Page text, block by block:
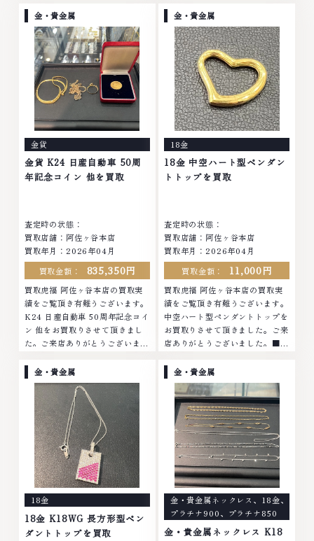
モンド ブランド品 ブランド衣類
お酒買取りのことなら、お任せく
ださいなかでも金・プラチナ等の
アクセサリー・貴金属・宝石・ダ
イヤモンド・ジュエリーや ブラ
ンド品・時計等は特に自信を持っ
て、高額査定を実現しておりま
す。 古くて使わなくなってしま
ったアクセサリー、動かなくなっ
てしまった腕時計、多くのお品物
の高価買取りを実現しており、他
店ではお値段の付かなかったお品
物でも、一点一点丁寧に無料で査
無休
ヤモンド ブランド品 ブランド衣
類 お酒買取りのことなら、お任
せくださいなかでも金・プラチナ
等のアクセサリー・貴金属・宝
石・ダイヤモンド・ジュエリーや
ブランド品・時計等は特に自信を
持って、高額査定を実現しており
ます。 古くて使わなくなってし
まったアクセサリー、動かなくな
ってしまった腕時計、多くのお品
物の高価買取りを実現しており、
他店ではお値段の付かなかったお
品物でも、一点一点丁寧に無料で
中無休
金・貴金属
金貨
金貨 K24 日産自動車 50周
年記念コイン 他を買取
査定時の状態：
買取店舗：阿佐ヶ谷本店
買取年月：2026年04月
買取金額：
835,350円
買取虎福 阿佐ヶ谷本店の買取実
績をご覧頂き有難うございます。
K24 日産自動車 50周年記念コイ
ン 他をお買取りさせて頂きまし
た。ご来店ありがとうございまし
ラチナ ダイヤモンド ブランド品
ブランド衣類 お酒買取りのこと
なら、お任せくださいなかでも
金・プラチナ等のアクセサリー・
貴金属・宝石・ダイヤモンド・ジ
ュエリーや ブランド品・時計等
は特に自信を持って、高額査定を
実現しております。 古くて使わ
なくなってしまったアクセサリ
ー、動かなくなってしまった腕時
計、多くのお品物の高価買取りを
実現しており、他店ではお値段の
付かなかったお品物でも、一点一
金・貴金属
18金
18金 中空ハート型ペンダン
トトップを買取
査定時の状態：
買取店舗：阿佐ヶ谷本店
買取年月：2026年04月
買取金額：
11,000円
買取虎福 阿佐ヶ谷本店の買取実
績をご覧頂き有難うございます。
中空ハート型ペンダントトップを
お買取りさせて頂きました。ご来
店ありがとうございました。■地
イヤモンド ブランド品 ブランド
衣類 お酒買取りのことなら、お
任せくださいなかでも金・プラチ
ナ等のアクセサリー・貴金属・宝
石・ダイヤモンド・ジュエリーや
ブランド品・時計等は特に自信を
持って、高額査定を実現しており
ます。 古くて使わなくなってし
まったアクセサリー、動かなくな
ってしまった腕時計、多くのお品
物の高価買取りを実現しており、
他店ではお値段の付かなかったお
品物でも、一点一点丁寧に無料で
金・貴金属
18金
18金 K18WG 長方形型ペン
ダントトップを買取
金・貴金属
金・貴金属ネックレス 、 18金、
プラチナ900、 プラチナ850
金・貴金属ネックレス K18